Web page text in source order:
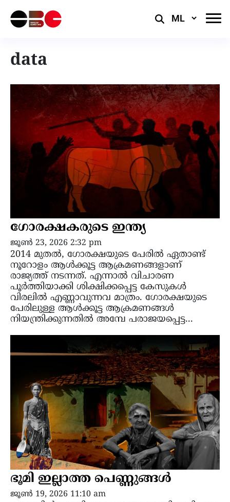
Select
data
ഗോരക്ഷകരുടെ ഇന്ത്യ
ജൂൺ 23, 2026 2:32 pm
2014 മുതൽ, ഗോരക്ഷയുടെ പേരിൽ ഏതാണ്ട്
നൂറോളം ആൾക്കൂട്ട ആക്രമണങ്ങളാണ്
രാജ്യത്ത് നടന്നത്. എന്നാൽ വിചാരണ
പൂർത്തിയാക്കി ശിക്ഷിക്കപ്പെട്ട കേസുകൾ
വിരലിൽ എണ്ണാവുന്നവ മാത്രം. ഗോരക്ഷയുടെ
പേരിലുള്ള ആൾക്കൂട്ട ആക്രമണങ്ങൾ
നിയന്ത്രിക്കുന്നതിൽ അമ്പേ പരാജയപ്പെട്ട...
ഭൂമി ഇല്ലാത്ത പെണ്ണുങ്ങൾ
ജൂൺ 19, 2026 11:10 am